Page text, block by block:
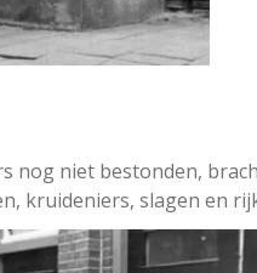
nog niet bestonden,
kruideniers, slagen en